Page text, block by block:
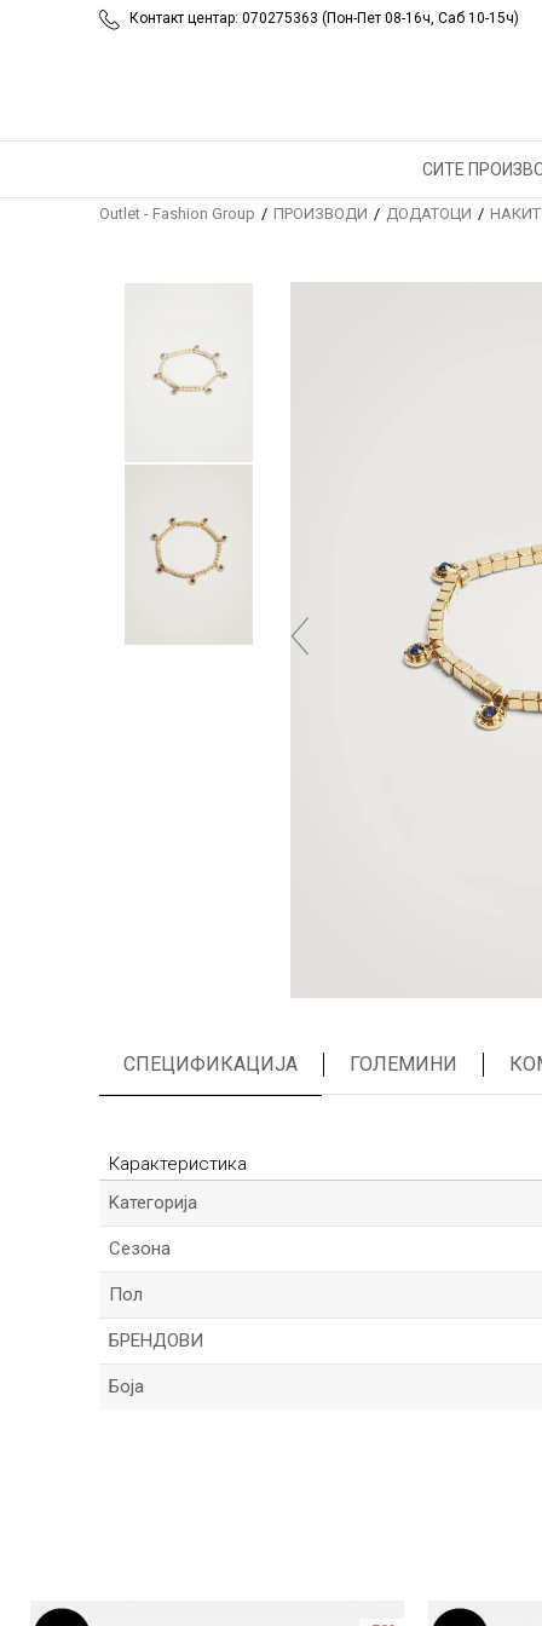
Контакт центар: 070275363 (Пон-Пет 08-16ч, Саб 10-15ч)
СИТЕ
Outlet - Fashion Group ПРОИЗВОДИ ДОДАТОЦИ НАКИТ
СПЕЦИФИКАЦИЈА ГОЛЕМИНИ
Карактеристика
Kатегорија
Сезона
Пол
БРЕНДОВИ
Боја